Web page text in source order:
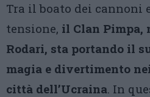
Tra il boato dei cannoni
tensione, il Clan Pimpa,
Rodari, sta portando il
magia e divertimento
città dell’Ucraina. In